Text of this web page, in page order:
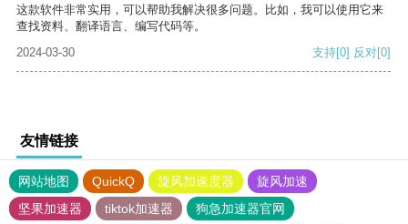
这款软件非常实用，可以帮助我解决很多问题。比如，我可以使用它来
查找资料、翻译语言、编写代码等。
2024-03-30
支持[0] 反对[0]
友情链接
网站地图 QuickQ 旋风加速度器
旋风加速
坚果加速器
tiktok加速器
狗急加速器官网